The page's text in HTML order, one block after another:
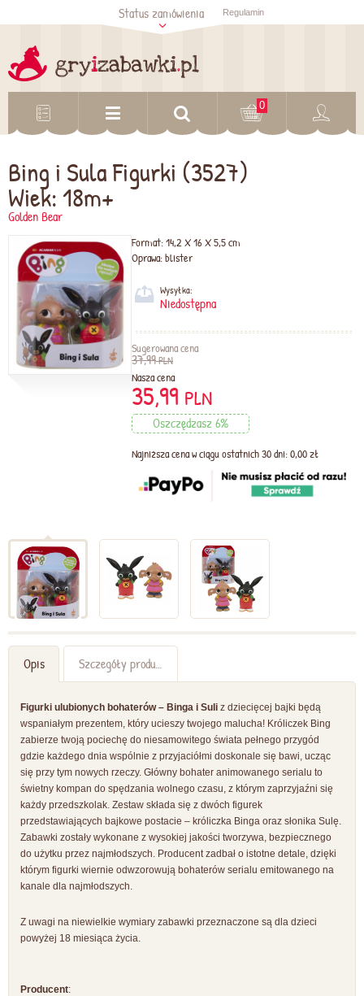
Sprawdź status
zamówienia
Status zamówienia Regulamin
0
Bing i Sula Figurki (3527)
Wiek: 18m+
Golden Bear
Format:14,2 X 16 X 5,5 cm
Oprawa:blister
Wysyłka:
Niedostępna
Sugerowana cena
37,99PLN
Nasza cena
35,99 PLN
Oszczędzasz 6%
Najniższa cena w ciągu ostatnich 30 dni: 0,00 zł
Opis Szczegóły produktu
Figurki ulubionych bohaterów – Binga i Suli z dziecięcej bajki będą
wspaniałym prezentem, który ucieszy twojego malucha! Króliczek Bing
zabierze twoją pociechę do niesamowitego świata pełnego przygód
gdzie każdego dnia wspólnie z przyjaciółmi doskonale się bawi, ucząc
się przy tym nowych rzeczy. Główny bohater animowanego serialu to
świetny kompan do spędzania wolnego czasu, z którym zaprzyjaźni się
każdy przedszkolak. Zestaw składa się z dwóch figurek
przedstawiających bajkowe postacie – króliczka Binga oraz słonika Sulę.
Zabawki zostały wykonane z wysokiej jakości tworzywa, bezpiecznego
do użytku przez najmłodszych. Producent zadbał o istotne detale, dzięki
którym figurki wiernie odwzorowują bohaterów serialu emitowanego na
kanale dla najmłodszych.
Z uwagi na niewielkie wymiary zabawki przeznaczone są dla dzieci
powyżej 18 miesiąca życia.
Producent: